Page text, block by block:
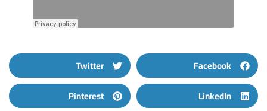
Facebook
Twitter
LinkedIn
Pinterest